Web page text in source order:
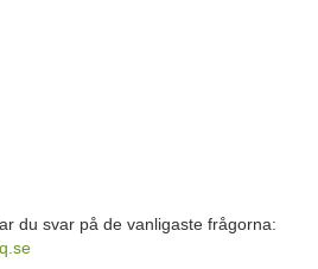
du svar på de vanligaste frågorna: